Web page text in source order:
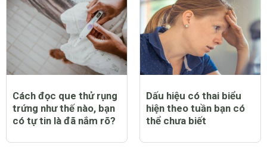
Cách đọc que thử rụng
trứng như thế nào, bạn
có tự tin là đã nắm rõ?
Dấu hiệu có thai biểu
hiện theo tuần bạn có
thể chưa biết